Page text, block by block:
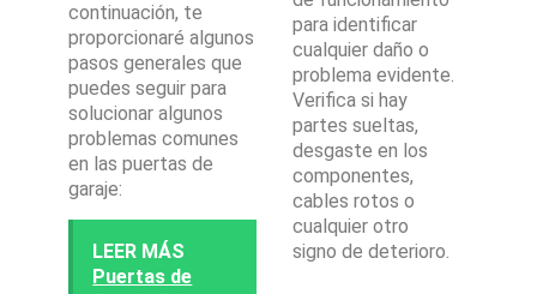
continuación, te
proporcionaré algunos
pasos generales que
puedes seguir para
solucionar algunos
problemas comunes
en las puertas de
garaje:
LEER MÁS
Puertas de
para identificar
cualquier daño o
problema evidente.
Verifica si hay
partes sueltas,
desgaste en los
componentes,
cables rotos o
cualquier otro
signo de deterioro.